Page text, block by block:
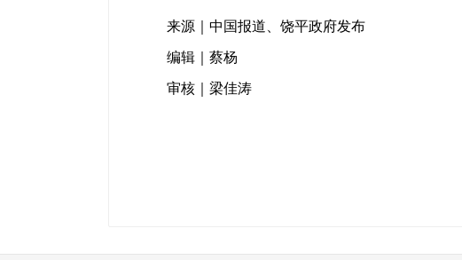
来源｜中国报道、饶平政府发布
编辑｜蔡杨
审核｜梁佳涛